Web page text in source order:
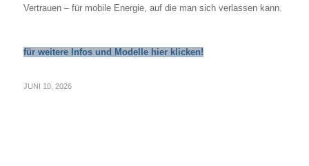
Vertrauen – für mobile Energie, auf die man sich verlassen kann.
für weitere Infos und Modelle hier klicken!
JUNI 10, 2026